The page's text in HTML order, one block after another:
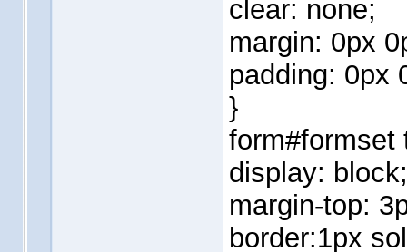
clear: none;
margin: 0px
padding: 0px
}
form#formset
display: block;
margin-top:
border:1px